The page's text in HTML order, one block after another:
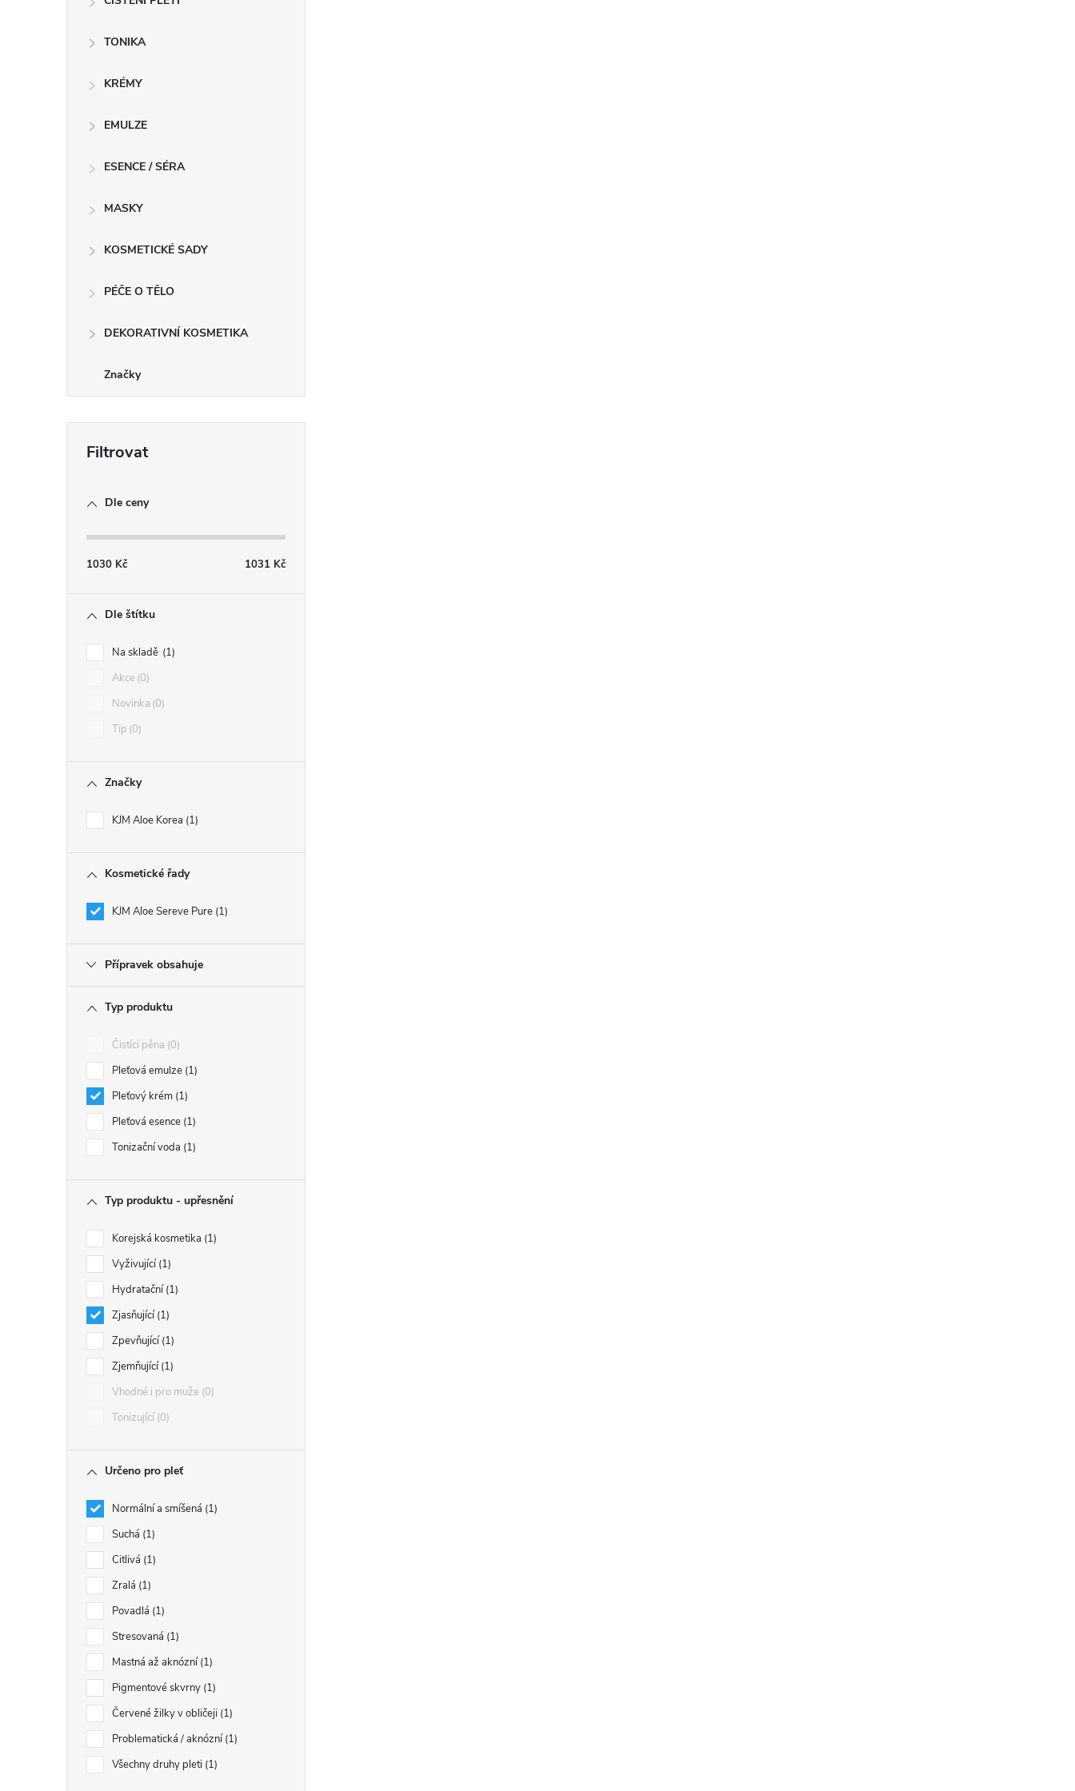
TONIKA
KRÉMY
EMULZE
ESENCE / SÉRA
MASKY
KOSMETICKÉ SADY
PÉČE O TĚLO
DEKORATIVNÍ KOSMETIKA
Značky
Dle ceny
1030 Kč 1031 Kč
Dle štítku
Na skladě 1
Akce 0
Novinka 0
Tip 0
Značky
KJM Aloe Korea 1
Kosmetické řady
KJM Aloe Sereve Pure 1
Přípravek obsahuje
Typ produktu
Čistící pěna 0
Pleťová emulze 1
Pleťový krém 1
Pleťová esence 1
Tonizační voda 1
Typ produktu - upřesnění
Korejská kosmetika 1
Vyživující 1
Hydratační 1
Zjasňující 1
Zpevňující 1
Zjemňující 1
Vhodné i pro muže 0
Tonizující 0
Určeno pro pleť
Normální a smíšená 1
Suchá 1
Citlivá 1
Zralá 1
Povadlá 1
Stresovaná 1
Mastná až aknózní 1
Pigmentové skvrny 1
Červené žilky v obličeji 1
Problematická / aknózní 1
Všechny druhy pleti 1